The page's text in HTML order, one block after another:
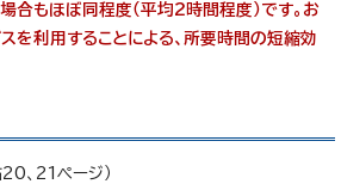
合もほぼ同程度（平均2時間程度）です。お
を利用することによる、所要時間の短縮効
、21ページ）